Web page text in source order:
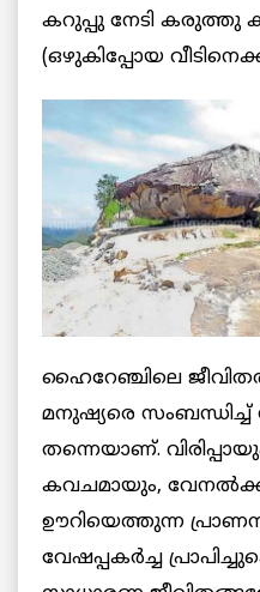
കറുപ്പു നേടി കരുത്തു
(ഒഴുകിപ്പോയ
ഹൈറേഞ്ചിലെ
മനുഷ്യരെ
തന്നെയാണ്.
കവചമായും,
ഊറിയെത്തുന്ന
വേഷപ്പകർച്ച